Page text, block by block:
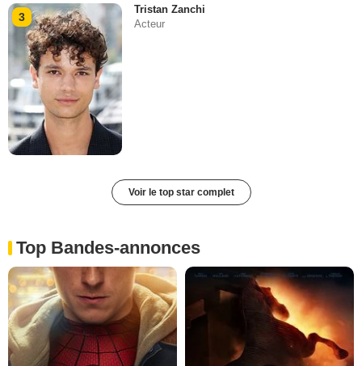
3
Tristan Zanchi
Acteur
Voir le top star complet
Top Bandes-annonces